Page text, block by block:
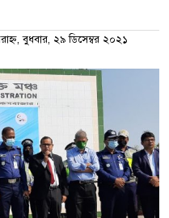
বুধবার, ২৯ ডিসেম্বর ২০২১